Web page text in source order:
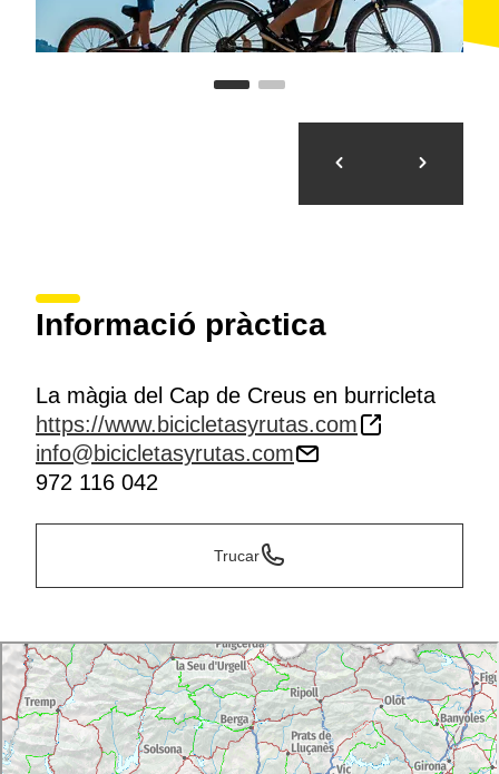
Informació pràctica
La màgia del Cap de Creus en burricleta
https://www.bicicletasyrutas.com
info@bicicletasyrutas.com
972 116 042
Trucar